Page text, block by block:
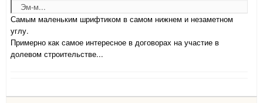
Эм-м...
Самым маленьким шрифтиком в самом нижнем и незаметном
углу.
Примерно как самое интересное в договорах на участие в
долевом строительстве...